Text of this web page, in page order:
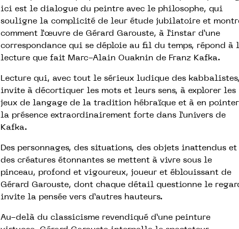
ici est le dialogue du peintre avec le philosophe, qui
souligne la complicité de leur étude jubilatoire et
comment l’œuvre de Gérard Garouste, à l’instar d’une
correspondance qui se déploie au fil du temps, répond à
lecture que fait Marc-Alain Ouaknin de Franz Kafka.
Lecture qui, avec tout le sérieux ludique des kabbalistes,
invite à décortiquer les mots et leurs sens, à explorer les
jeux de langage de la tradition hébraïque et à en pointer
la présence extraordinairement forte dans l’univers de
Kafka.
Des personnages, des situations, des objets inattendus et
des créatures étonnantes se mettent à vivre sous le
pinceau, profond et vigoureux, joueur et éblouissant de
Gérard Garouste, dont chaque détail questionne le
invite la pensée vers d’autres hauteurs.
Au-delà du classicisme revendiqué d’une peinture